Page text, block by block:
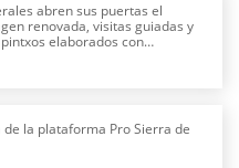
abren sus puertas el
renovada, visitas guiadas y
elaborados con
la plataforma Pro Sierra de